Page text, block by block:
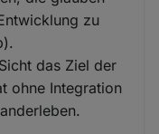
zu
das Ziel der
ohne Integration